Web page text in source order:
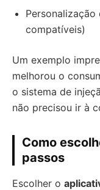
compatíveis)
Um exemplo
melhorou o
o sistema de
não precisou ir à
Como
passos
Escolher o